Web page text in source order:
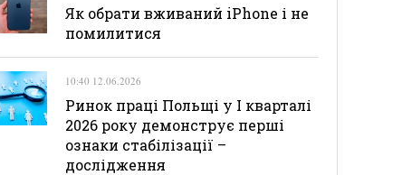
Як обрати вживаний iPhone і не
помилитися
10:40 12.06.2026
Ринок праці Польщі у І кварталі
2026 року демонструє перші
ознаки стабілізації –
дослідження